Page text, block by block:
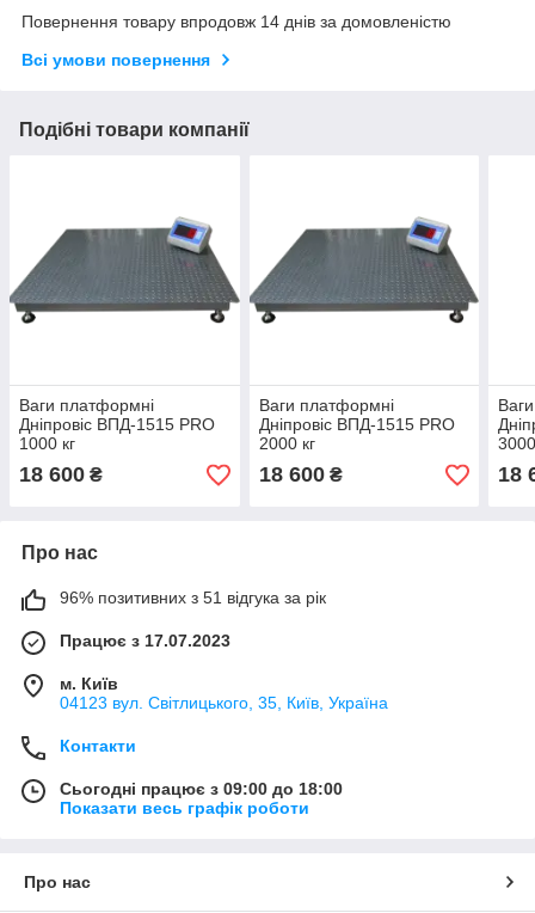
Повернення товару впродовж 14 днів за домовленістю
Всі умови повернення
Подібні товари компанії
Ваги платформні
Дніпровіс ВПД-1515 PRO
1000 кг
18 600 ₴
Ваги платформні
Дніпровіс ВПД-1515 PRO
2000 кг
18 600₴ 18
Про нас
96% позитивних з 51 відгука за рік
Працює з 17.07.2023
м. Київ
04123 вул. Світлицького, 35, Київ, Україна
Контакти
Сьогодні працює з 09:00 до 18:00
Показати весь графік роботи
Про нас